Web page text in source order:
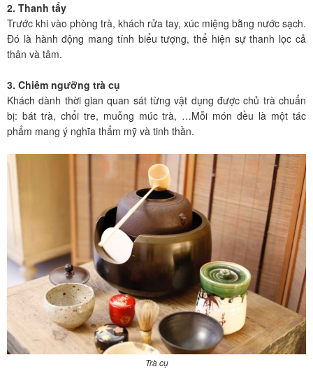
2. Thanh tẩy
Trước khi vào phòng trà, khách rửa tay, xúc miệng bằng nước sạch.
Đó là hành động mang tính biểu tượng, thể hiện sự thanh lọc cả
thân và tâm.
3. Chiêm ngưỡng trà cụ
Khách dành thời gian quan sát từng vật dụng được chủ trà chuẩn
bị: bát trà, chổi tre, muỗng múc trà, …Mỗi món đều là một tác
phẩm mang ý nghĩa thẩm mỹ và tinh thần.
Trà cụ